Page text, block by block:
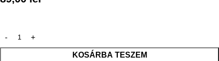
KOSÁRBA TESZEM